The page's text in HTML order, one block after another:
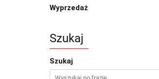
Wyprzedaż
Szukaj
Szukaj